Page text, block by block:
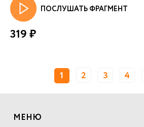
ПОСЛУШАТЬ ФРАГМЕНТ
319 ₽
1 2 3 4
МЕНЮ